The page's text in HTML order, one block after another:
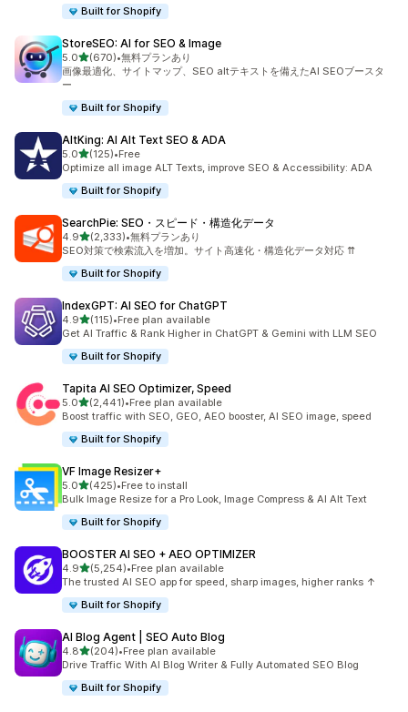
Built for Shopify
StoreSEO: AI for SEO & Image
5.05つ星中
(670)
合計レビュー数：670件
•無料プランあり
画像最適化、サイトマップ、SEO altテキストを備えたAI SEOブースタ
ー
Built for Shopify
AltKing: AI Alt Text SEO & ADA
5.05つ星中
(125)
合計レビュー数：125件
•Free
Optimize all image ALT Texts, improve SEO & Accessibility: ADA
Built for Shopify
SearchPie: SEO・スピード・構造化データ
4.95つ星中
(2,333)
合計レビュー数：2333件
•無料プランあり
SEO対策で検索流入を増加。サイト高速化・構造化データ対応 ⇈
Built for Shopify
IndexGPT: AI SEO for ChatGPT
4.95つ星中
(115)
合計レビュー数：115件
•Free plan available
Get AI Traffic & Rank Higher in ChatGPT & Gemini with LLM SEO
Built for Shopify
Tapita AI SEO Optimizer, Speed
5.05つ星中
(2,441)
合計レビュー数：2441件
•Free plan available
Boost traffic with SEO, GEO, AEO booster, AI SEO image, speed
Built for Shopify
VF Image Resizer+
5.05つ星中
(425)
合計レビュー数：425件
•Free to install
Bulk Image Resize for a Pro Look, Image Compress & AI Alt Text
Built for Shopify
BOOSTER AI SEO + AEO OPTIMIZER
4.95つ星中
(5,254)
合計レビュー数：5254件
•Free plan available
The trusted AI SEO app for speed, sharp images, higher ranks ↑
Built for Shopify
AI Blog Agent | SEO Auto Blog
4.85つ星中
(204)
合計レビュー数：204件
•Free plan available
Drive Traffic With AI Blog Writer & Fully Automated SEO Blog
Built for Shopify